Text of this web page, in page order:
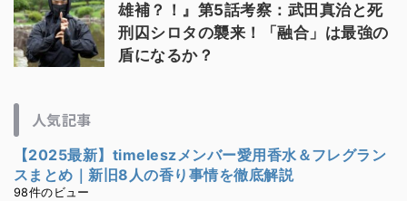
雄補？！』第5話考察：武田真治と死
刑囚シロタの襲来！「融合」は最強の
盾になるか？
人気記事
【2025最新】timeleszメンバー愛用香水＆フレグラン
スまとめ｜新旧8人の香り事情を徹底解説
98件のビュー